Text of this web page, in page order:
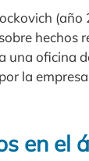
hechos
oficina
la
en el